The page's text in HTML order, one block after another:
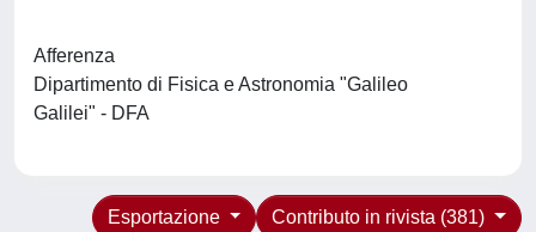
Afferenza
Dipartimento di Fisica e Astronomia "Galileo
Galilei" - DFA
Contributo in rivista (381)
Esportazione